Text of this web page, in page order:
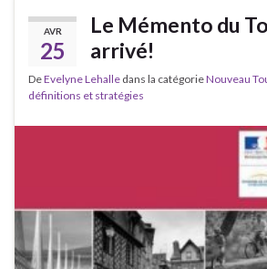
AVR
25
Le Mémento du
arrivé!
DeEvelyne Lehalle dans la catégorieNouveau
définitions et stratégies